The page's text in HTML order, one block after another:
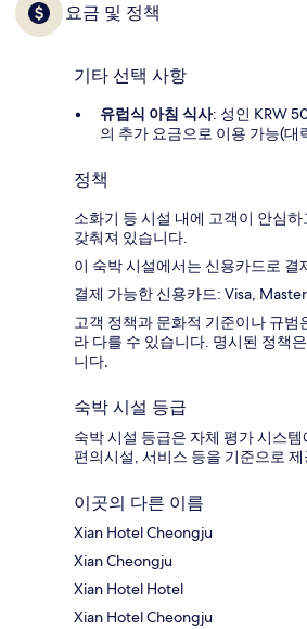
요금 및 정책
기타 선택 사항
유럽식 아침 식사: 성인 KRW
의 추가 요금으로 이용 가능(대
정책
소화기 등 시설 내에 고객이 안심
갖춰져 있습니다.
이 숙박 시설에서는 신용카드로 결
결제 가능한 신용카드: Visa,
고객 정책과 문화적 기준이나 규범
라 다를 수 있습니다. 명시된 정책
니다.
숙박 시설 등급
숙박 시설 등급은 자체 평가 시스
편의시설, 서비스 등을 기준으로
이곳의 다른 이름
Xian Hotel Cheongju
Xian Cheongju
Xian Hotel Hotel
Xian Hotel Cheongju